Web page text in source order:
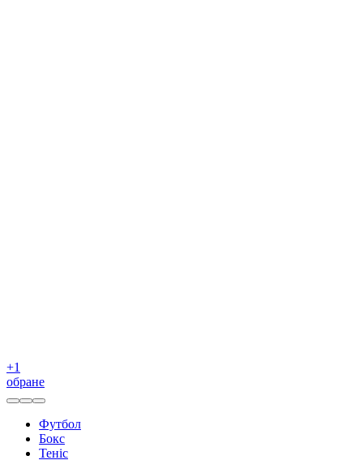
+1
обране
Футбол
Бокс
Теніс